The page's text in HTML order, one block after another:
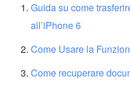
Guida su come
all’iPhone 6
Come Usare la
Come recuperare